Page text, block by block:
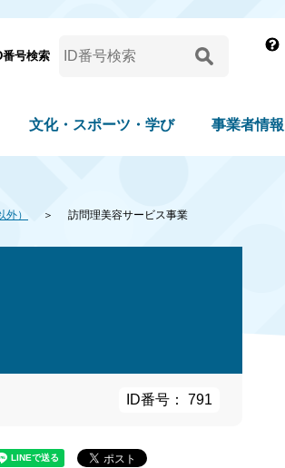
番号検索
文化・スポーツ・学び 事業者情報
） 訪問理美容サービス事業
ID番号： 791